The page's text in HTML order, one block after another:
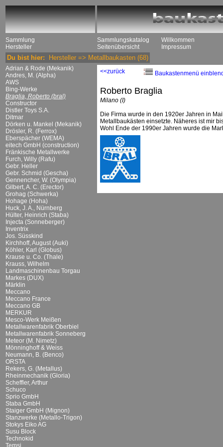
Sammlung
Hersteller
Sammlungskatalog
Seitenübersicht
Willkommen
Impressum
Du bist hier: Hersteller => Metallbaukasten (68)
Adrian & Rode (Mekanik)
Andres, M. (Alpha)
AWS
Bing-Werke
Braglia, Roberto (bral)
Constructor
Distler Toys S.A.
Ditmar
Dörken u. Mankel (Mekanik)
Drösler, R. (Ferrox)
Eberspächer (WEMA)
eitech GmbH (construction)
Fränkische Metallwerke
Furch, Willy (Rafu)
Gebr. Heller
Gebr. Schmid (Gescha)
Gennencher, W. (Olympia)
Gilbert, A. C. (Erector)
Grohag (Schwerka)
Hohage (Hoha)
Huck, J. A., Nürnberg
Hülter, Heinrich (Staba)
Injecta (Sonneberger)
Inventrix
Jos. Süsskind
Kirchhoff, August (Auki)
Köhler, Karl (Globus)
Krause u. Co. (Thale)
Krauss, Wilhelm
Landmaschinenbau Torgau
Markes (DUX)
Märklin
Meccano
Meccano France
Meccano GB
MERKUR
Mesco-Werk Meißen
Metallwarenfabrik Oberbiel
Metallwarenfabrik Sonneberg
Meteor (M. Nimetz)
Mönninghoff & Weiss
Neumann, B. (Benco)
ORSTA
Rekers, G. (Metallus)
Rheinmechanik (Gloria)
Scheffler, Arthur
Schuco
Sprio GmbH
Staba GmbH
Staiger GmbH (Mignon)
Stanzwerke (Metallo-Trigon)
Stokys Eiko AG
Susu Block
Technokid
Temsi
<<zurück Baukastenmenü
Roberto Braglia
Milano (I)
Die Firma wurde in den 1920er Jahren in
Metallbaukästen einsetzte. Näheres ist mir
Wohl Ende der 1990er Jahren wurde die